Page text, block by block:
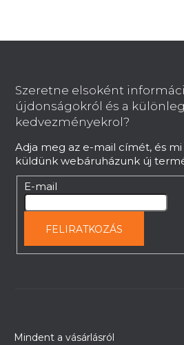
Szeretne elsoként
újdonságokról és a
kedvezményekrol?
Adja meg az e-mail címét, és
küldünk webáruházunk új
E-mail
FELIRATKOZÁS
Mindent a vásárlásról